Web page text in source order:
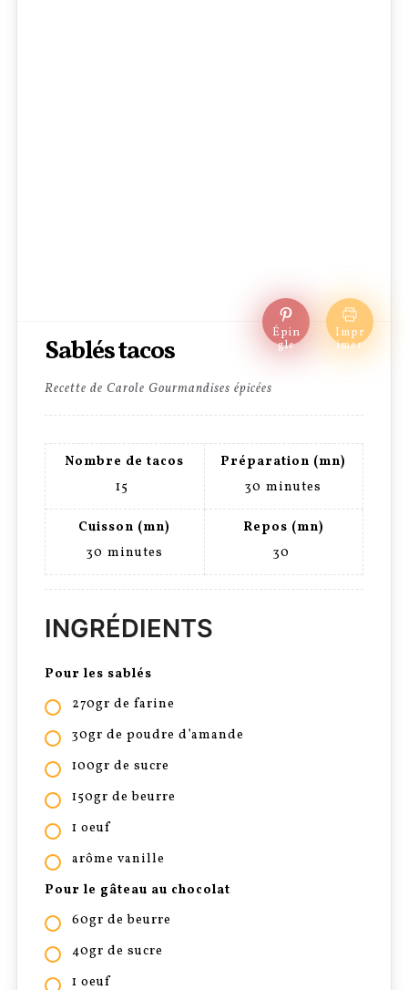
Épin
gle
Impr
imer
Sablés tacos
Recette de Carole Gourmandises épicées
Nombre de tacos
15
Préparation (mn)
30 minutes
Cuisson (mn)
30 minutes
Repos (mn)
30
INGRÉDIENTS
Pour les sablés
270gr de farine
30gr de poudre d’amande
100gr de sucre
150gr de beurre
1 oeuf
arôme vanille
Pour le gâteau au chocolat
60gr de beurre
40gr de sucre
1 oeuf